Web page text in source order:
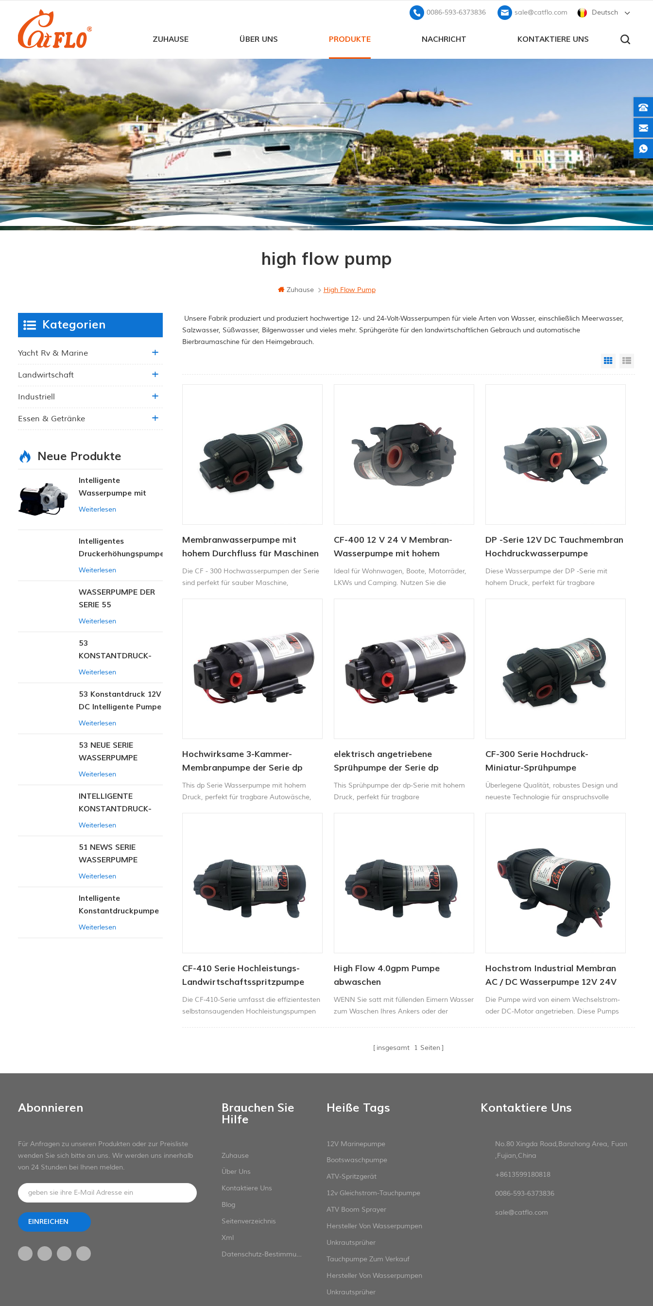
Deutsch
0086-593-6373836 sale@catflo.com
ZUHAUSE ÜBER UNS PRODUKTE NACHRICHT KONTAKTIERE UNS
high flow pump
Zuhause High Flow Pump
Unsere Fabrik produziert und produziert hochwertige 12- und 24-Volt-Wasserpumpen für viele Arten von Wasser, einschließlich Meerwasser,
Salzwasser, Süßwasser, Bilgenwasser und vieles mehr. Sprühgeräte für den landwirtschaftlichen Gebrauch und automatische
Bierbraumaschine für den Heimgebrauch.
Grid View
Membranwasserpumpe mit
hohem Durchfluss für Maschinen
reinigen CF - 300 Serie
Die CF - 300 Hochwasserpumpen der Serie
sind perfekt für sauber Maschine,
CF-400 12 V 24 V Membran-
Wasserpumpe mit hohem
Durchfluss, Waschpumpe
Ideal für Wohnwagen, Boote, Motorräder,
LKWs und Camping. Nutzen Sie die
automatisch ein und aus, wenn Sie den
Wasserhahn auf- und zudrehen.
DP -Serie 12V DC Tauchmembran
Hochdruckwasserpumpe
Diese Wasserpumpe der DP -Serie mit
hohem Druck, perfekt für tragbare
Hochwirksame 3-Kammer-
Membranpumpe der Serie dp
This dp Serie Wasserpumpe mit hohem
Druck, perfekt für tragbare Autowäsche,
elektrisch angetriebene
Sprühpumpe der Serie dp
This Sprühpumpe der dp-Serie mit hohem
Druck, perfekt für tragbare
CF-300 Serie Hochdruck-
Miniatur-Sprühpumpe
Überlegene Qualität, robustes Design und
neueste Technologie für anspruchsvolle
verdünnte Chemikalien mit ATV / Rasen
besprühenTraktor
CF-410 Serie Hochleistungs-
Landwirtschaftsspritzpumpe
Die CF-410-Serie umfasst die effizientesten
selbstansaugenden Hochleistungspumpen
High Flow 4.0gpm Pumpe
abwaschen
WENN Sie satt mit füllenden Eimern Wasser
zum Waschen Ihres Ankers oder der
catflo 4.0 Washdown Wasserpumpeauf
Hochstrom Industrial Membran
AC / DC Wasserpumpe 12V 24V
40psi
Die Pumpe wird von einem Wechselstrom-
oder DC-Motor angetrieben. Diese Pumps
insgesamt 1 Seiten
Kategorien
Yacht Rv & Marine
Landwirtschaft
Industriell
Essen & Getränke
Neue Produkte
Intelligente
Wasserpumpe mit
variablem Druck
Weiterlesen
Intelligentes
Druckerhöhungspumpen-
Set
Weiterlesen
WASSERPUMPE DER
SERIE 55
Weiterlesen
53
KONSTANTDRUCK-
INTELLIGENTE PUMPE
Weiterlesen
53 Konstantdruck 12V
DC Intelligente Pumpe
Weiterlesen
53 NEUE SERIE
WASSERPUMPE
Weiterlesen
INTELLIGENTE
KONSTANTDRUCK-
MEMBRANPUMPE
Weiterlesen
51 NEWS SERIE
WASSERPUMPE
Weiterlesen
Intelligente
Konstantdruckpumpe
der Serie ZN-42
Weiterlesen
Abonnieren
Für Anfragen zu unseren Produkten oder zur Preisliste
wenden Sie sich bitte an uns. Wir werden uns innerhalb
von 24 Stunden bei Ihnen melden.
Brauchen Sie
Hilfe
Zuhause
Über Uns
Kontaktiere Uns
Blog
Seitenverzeichnis
Xml
Datenschutz-Bestimmungen
Heiße Tags
12V Marinepumpe
Bootswaschpumpe
ATV-Spritzgerät
12v Gleichstrom-Tauchpumpe
ATV Boom Sprayer
Hersteller Von Wasserpumpen
Unkrautsprüher
Tauchpumpe Zum Verkauf
Hersteller Von Wasserpumpen
Unkrautsprüher
Kontaktiere Uns
No.80 Xingda Road,Banzhong Area, Fuan
,Fujian,China
+8613599180818
0086-593-6373836
sale@catflo.com